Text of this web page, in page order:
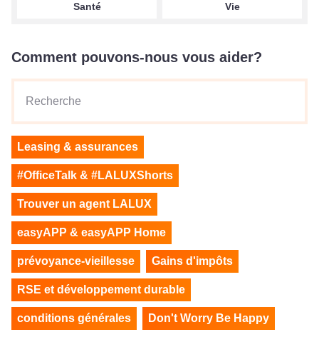
Santé Vie
Comment pouvons-nous vous aider?
Recherche
Leasing & assurances
#OfficeTalk & #LALUXShorts
Trouver un agent LALUX
easyAPP & easyAPP Home
prévoyance-vieillesse Gains d'impôts
RSE et développement durable
conditions générales Don't Worry Be Happy